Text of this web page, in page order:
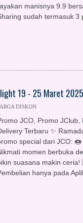
manisnya 9.9
sudah termasuk 3
19 - 25 Maret 2025
DISKON
JCO, Promo
Terbaru ✨
special dari JCO:
momen berbuka
suasana makin
hanya pada